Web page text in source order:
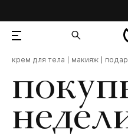
крем для тела макияж